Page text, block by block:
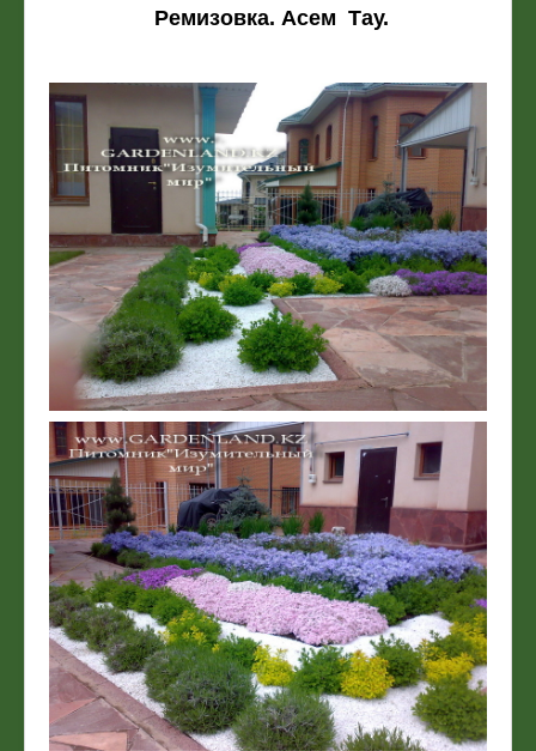
Ремизовка. Асем Тау.